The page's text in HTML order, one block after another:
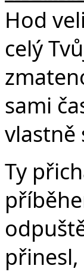
Hod
celý
sami
vlastně
Ty